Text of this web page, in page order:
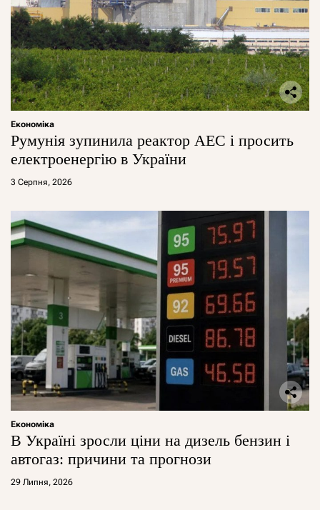
Економіка
Румунія зупинила реактор АЕС і просить
електроенергію в України
3 Серпня, 2026
Економіка
В Україні зросли ціни на дизель бензин і
автогаз: причини та прогнози
29 Липня, 2026